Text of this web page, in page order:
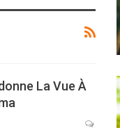
La Vue À